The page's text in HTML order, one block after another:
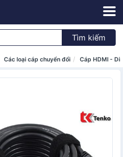
Tìm kiếm
Các loại cáp chuyển đổi Cáp HDMI -